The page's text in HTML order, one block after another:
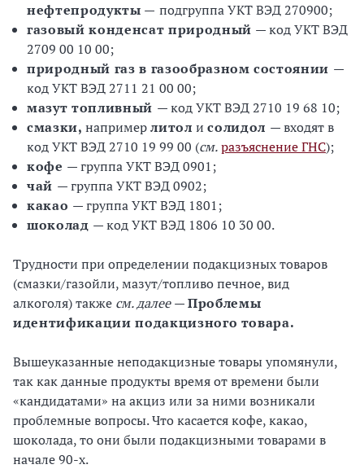
нефтепродукты — подгруппа УКТ ВЭД 270900;
газовый конденсат природный — код УКТ ВЭД
2709 00 10 00;
природный газ в газообразном состоянии —
код УКТ ВЭД 2711 21 00 00;
мазут топливный — код УКТ ВЭД 2710 19 68 10;
смазки,напримерлитолисолидол — входят в
код УКТ ВЭД 2710 19 99 00 (см.разъяснение ГНС);
кофе — группа УКТ ВЭД 0901;
чай — группа УКТ ВЭД 0902;
какао — группа УКТ ВЭД 1801;
шоколад — код УКТ ВЭД 1806 10 30 00.
Трудности при определении подакцизных товаров
(смазки/газойли, мазут/топливо печное, вид
алкоголя) также см. далее—Проблемы
идентификации подакцизного товара.
Вышеуказанные неподакцизные товары упомянули,
так как данные продукты время от времени были
«кандидатами» на акциз или за ними возникали
проблемные вопросы. Что касается кофе, какао,
шоколада, то они были подакцизными товарами в
начале 90-х.